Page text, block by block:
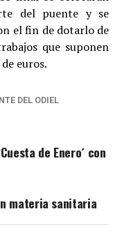
del puente y se
el fin de dotarlo de
que suponen
euros.
DEL ODIEL
de Enero´ con
materia sanitaria